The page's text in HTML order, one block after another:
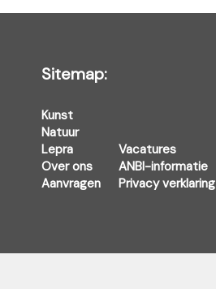
Sitemap:
Kunst
Natuur
Lepra
Over ons
Aanvragen
Vacatures
ANBI-informatie
Privacy verklaring